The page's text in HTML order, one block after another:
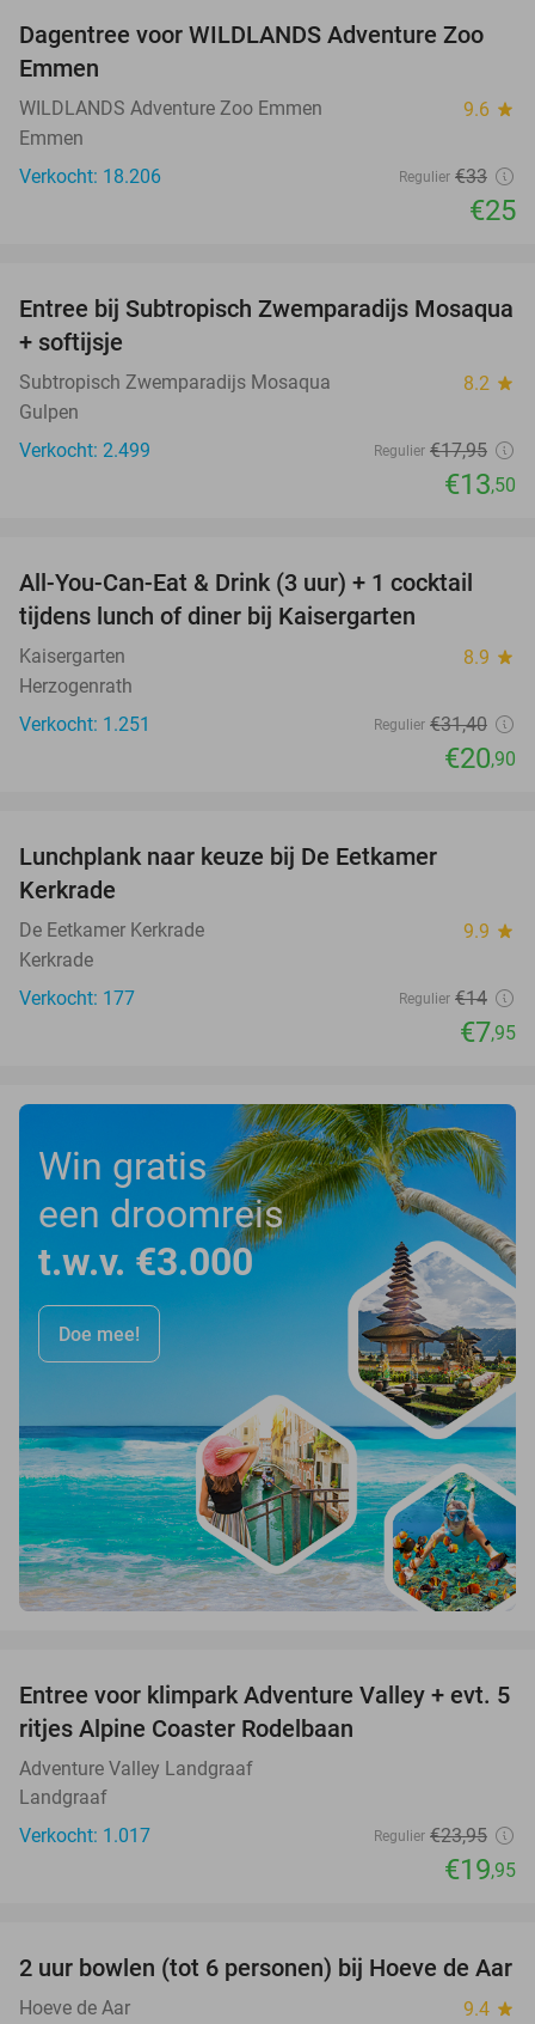
24%
Dagentree voor WILDLANDS Adventure Zoo
Emmen
WILDLANDS Adventure Zoo Emmen 9.6 star
Emmen
Verkocht: 18.206
Regulier €33
€25
25%
Entree bij Subtropisch Zwemparadijs Mosaqua
+ softijsje
Subtropisch Zwemparadijs Mosaqua 8.2 star
Gulpen
Verkocht: 2.499
Regulier €17,95
€13,50
33%
All-You-Can-Eat & Drink (3 uur) + 1 cocktail
tijdens lunch of diner bij Kaisergarten
Kaisergarten 8.9 star
Herzogenrath
Verkocht: 1.251
Regulier €31,40
€20,90
Lunchplank naar keuze bij De Eetkamer
Kerkrade
De Eetkamer Kerkrade 9.9 star
Kerkrade
Verkocht: 177
Regulier €14
€7,95
Win gratis
een droomreis
t.w.v. €3.000
Doe mee!
17%
Entree voor klimpark Adventure Valley + evt. 5
ritjes Alpine Coaster Rodelbaan
Adventure Valley Landgraaf
Landgraaf
Verkocht: 1.017
Regulier €23,95
€19,95
50%
2 uur bowlen (tot 6 personen) bij Hoeve de Aar
Hoeve de Aar 9.4 star